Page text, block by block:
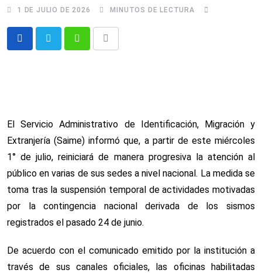
1 DE JULIO DE 2026 MINUTOS DE LECTURA
El Servicio Administrativo de Identificación, Migración y
Extranjería (Saime) informó que, a partir de este miércoles
1° de julio, reiniciará de manera progresiva la atención al
público en varias de sus sedes a nivel nacional. La medida se
toma tras la suspensión temporal de actividades motivadas
por la contingencia nacional derivada de los sismos
registrados el pasado 24 de junio.
De acuerdo con el comunicado emitido por la institución a
través de sus canales oficiales, las oficinas habilitadas